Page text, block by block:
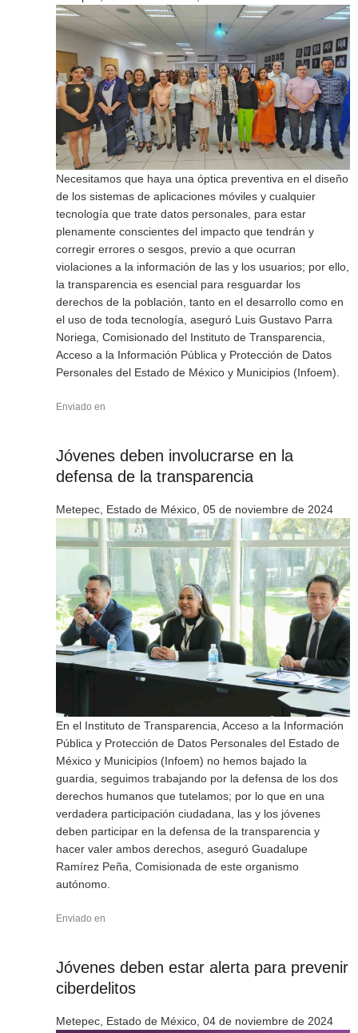
Necesitamos que haya una óptica preventiva en el diseño
de los sistemas de aplicaciones móviles y cualquier
tecnología que trate datos personales, para estar
plenamente conscientes del impacto que tendrán y
corregir errores o sesgos, previo a que ocurran
violaciones a la información de las y los usuarios; por ello,
la transparencia es esencial para resguardar los
derechos de la población, tanto en el desarrollo como en
el uso de toda tecnología, aseguró Luis Gustavo Parra
Noriega, Comisionado del Instituto de Transparencia,
Acceso a la Información Pública y Protección de Datos
Personales del Estado de México y Municipios (Infoem).
Enviado en
Jóvenes deben involucrarse en la
defensa de la transparencia
Metepec, Estado de México, 05 de noviembre de 2024
En el Instituto de Transparencia, Acceso a la Información
Pública y Protección de Datos Personales del Estado de
México y Municipios (Infoem) no hemos bajado la
guardia, seguimos trabajando por la defensa de los dos
derechos humanos que tutelamos; por lo que en una
verdadera participación ciudadana, las y los jóvenes
deben participar en la defensa de la transparencia y
hacer valer ambos derechos, aseguró Guadalupe
Ramírez Peña, Comisionada de este organismo
autónomo.
Enviado en
Jóvenes deben estar alerta para prevenir
ciberdelitos
Metepec, Estado de México, 04 de noviembre de 2024